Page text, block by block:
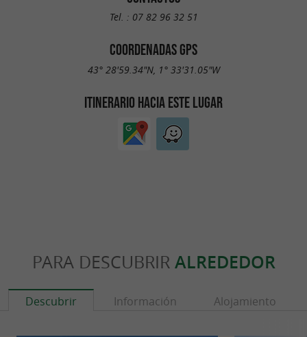
Tel. : 07 82 96 32 51
COORDENADAS GPS
43° 28'59.34"N, 1° 33'31.05"W
ITINERARIO HACIA ESTE LUGAR
PARA DESCUBRIR ALREDEDOR
Descubrir Información Alojamiento